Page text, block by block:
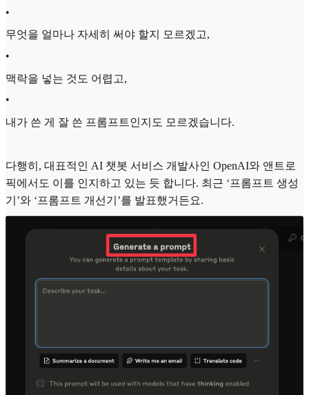
•
무엇을 얼마나 자세히 써야 할지 모르겠고,
•
맥락을 넣는 것도 어렵고,
•
내가 쓴 게 잘 쓴 프롬프트인지도 모르겠습니다.
다행히, 대표적인 AI 챗봇 서비스 개발사인 OpenAI와 앤트로
픽에서도 이를 인지하고 있는 듯 합니다. 최근 ‘프롬프트 생성
기’와 ‘프롬프트 개선기’를 발표했거든요.